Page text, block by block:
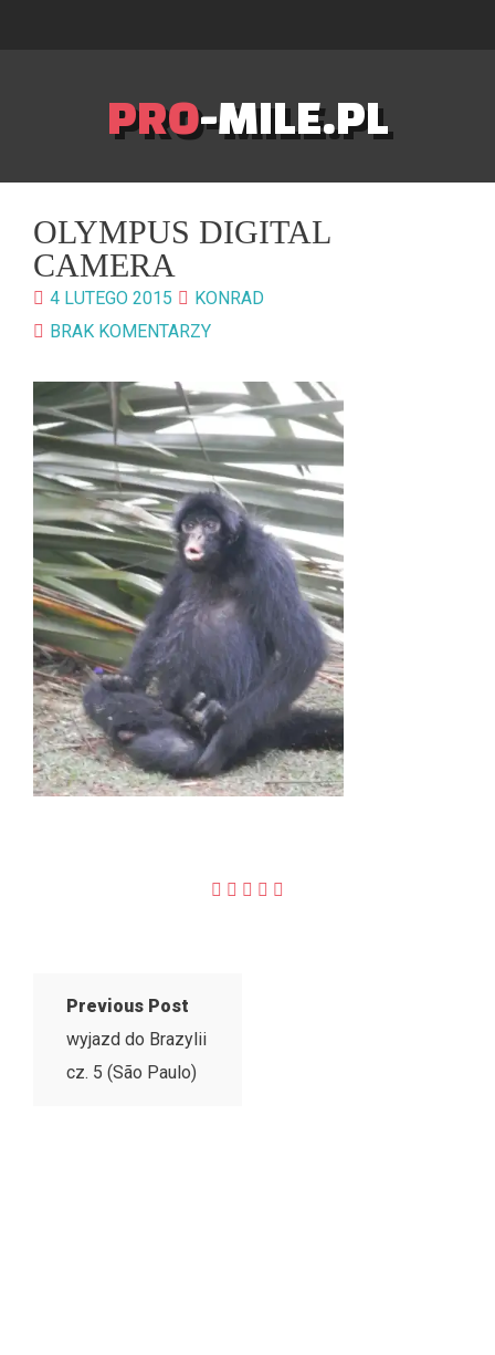
PRO-MILE.PL
OLYMPUS DIGITAL
CAMERA
4 LUTEGO 2015
KONRAD
BRAK KOMENTARZY
Previous Post
wyjazd do Brazylii
cz. 5 (São Paulo)